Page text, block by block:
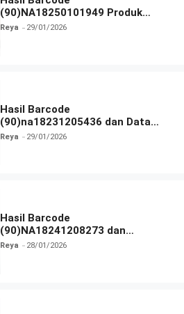
(90)NA18250101949 Produk
Terlengkap
Reya 29/01/2026
Hasil Barcode
(90)na18231205436 dan Data
Produk Terbaru
Reya 29/01/2026
Hasil Barcode
(90)NA18241208273 dan
Informasi Terlengkap
Reya 28/01/2026